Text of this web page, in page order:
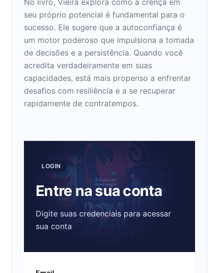
seu próprio potencial é fundamental para o
sucesso. Ele sugere que a autoconfiança é
um motor poderoso que impulsiona a tomada
de decisões e a persistência. Quando você
acredita verdadeiramente em suas
capacidades, está mais propenso a enfrentar
desafios com resiliência e a se recuperar
rapidamente de contratempos.
LOGIN
Entre na sua conta
Digite suas credenciais para acessar
sua conta